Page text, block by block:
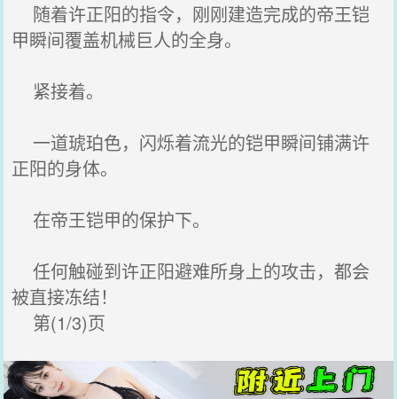
随着许正阳的指令，刚刚建造完成的帝王铠
甲瞬间覆盖机械巨人的全身。
紧接着。
一道琥珀色，闪烁着流光的铠甲瞬间铺满许
正阳的身体。
在帝王铠甲的保护下。
任何触碰到许正阳避难所身上的攻击，都会
被直接冻结！
第(1/3)页